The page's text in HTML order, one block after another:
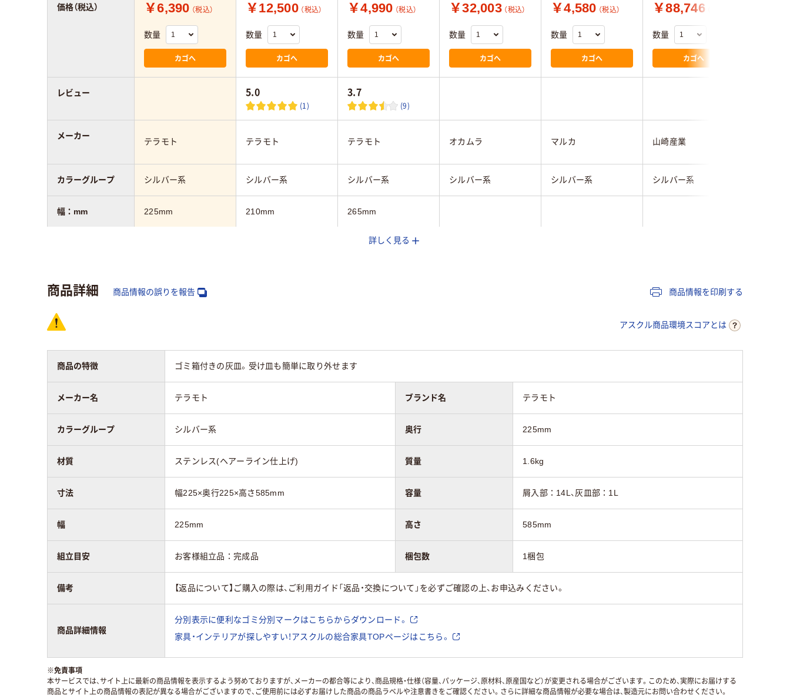
￥6,390 （税込）
数量
カゴへ
￥12,500 （税込）
数量
カゴへ
￥4,990 （税込）
数量
カゴへ
￥32,003 （税込）
数量
カゴへ
￥4,580 （税込）
数量
カゴへ
￥88,746
数量
カゴへ
5.0
(1)
3.7
(9)
テラモト テラモト テラモト オカムラ マルカ 山崎産業
シルバー系 シルバー系 シルバー系 シルバー系 シルバー系 シルバー系
225mm 210mm 265mm
296mm
価格（税込）
レビュー
メーカー
カラーグループ
幅：mm
詳しく見る
商品詳細 商品情報の誤りを報告 商品情報を印刷する
アスクル商品環境スコアとは
商品の特徴 ゴミ箱付きの灰皿。受け皿も簡単に取り外せます
メーカー名 テラモト ブランド名 テラモト
カラーグループ シルバー系 奥行 225mm
材質 ステンレス(ヘアーライン仕上げ) 質量 1.6kg
寸法 幅225×奥行225×高さ585mm 容量 屑入部：14L、灰皿部：1L
幅 225mm 高さ 585mm
組立目安 お客様組立品：完成品 梱包数 1梱包
備考 【返品について】ご購入の際は、ご利用ガイド「返品・交換について」を必ずご確認の上、お申込みください。
商品詳細情報
分別表示に便利なゴミ分別マークはこちらからダウンロード。
家具・インテリアが探しやすい！アスクルの総合家具TOPページはこちら。
※免責事項
本サービスでは、サイト上に最新の商品情報を表示するよう努めておりますが、メーカーの都合等により、商品規格・仕様（容量、パッケージ、原材料、原産国など）が変更される場合がございます。このため、実際にお届けする
商品とサイト上の商品情報の表記が異なる場合がございますので、ご使用前には必ずお届けした商品の商品ラベルや注意書きをご確認ください。さらに詳細な商品情報が必要な場合は、製造元にお問い合わせください。